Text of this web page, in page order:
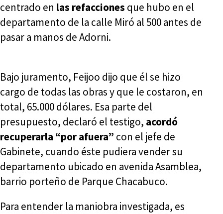
centrado en las refacciones que hubo en el
departamento de la calle Miró al 500 antes de
pasar a manos de Adorni.
Bajo juramento, Feijoo dijo que él se hizo
cargo de todas las obras y que le costaron, en
total, 65.000 dólares. Esa parte del
presupuesto, declaró el testigo, acordó
recuperarla “por afuera” con el jefe de
Gabinete, cuando éste pudiera vender su
departamento ubicado en avenida Asamblea,
barrio porteño de Parque Chacabuco.
Para entender la maniobra investigada, es